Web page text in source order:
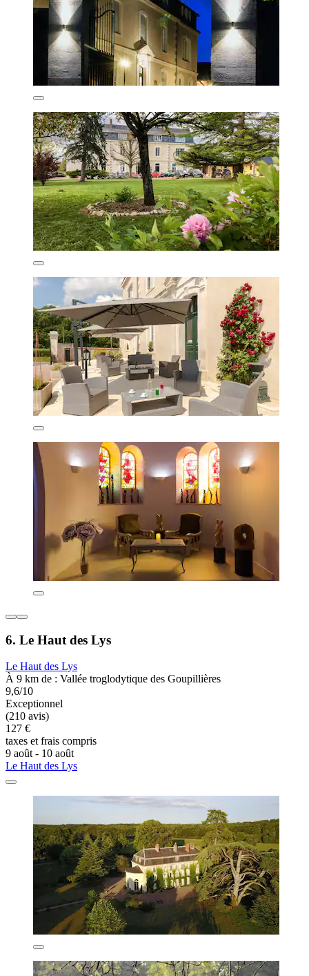
6. Le Haut des Lys
Le Haut des Lys
À 9 km de : Vallée troglodytique des Goupillières
9,6/10
Exceptionnel
(210 avis)
127 €
taxes et frais compris
9 août - 10 août
Le Haut des Lys